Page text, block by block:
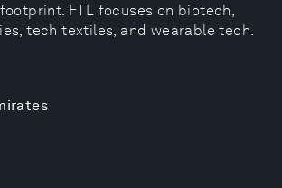
FTL focuses on biotech,
tech textiles, and wearable tech.